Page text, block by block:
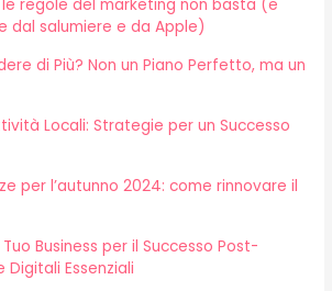
regole del marketing non basta (e
dal salumiere e da Apple)
di Più? Non un Piano Perfetto, ma un
Locali: Strategie per un Successo
per l’autunno 2024: come rinnovare il
Business per il Successo Post-
Essenziali